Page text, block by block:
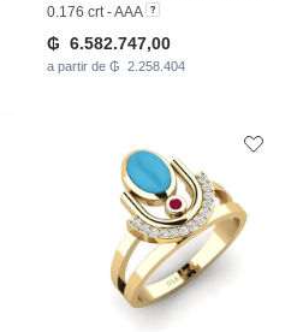
0.176 crt - AAA
₲ 6.582.747,00
a partir de ₲ 2.258.404